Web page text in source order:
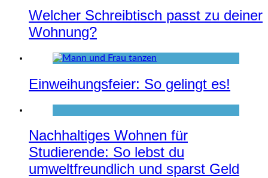
Welcher Schreibtisch passt zu deiner
Wohnung?
Einweihungsfeier: So gelingt es!
Nachhaltiges Wohnen für
Studierende: So lebst du
umweltfreundlich und sparst Geld